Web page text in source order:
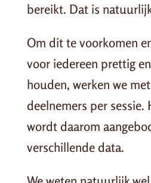
bereikt. Dat is
Om dit te voorkomen
voor iedereen prettig
houden, werken we
deelnemers per sessie.
wordt daarom
verschillende data.